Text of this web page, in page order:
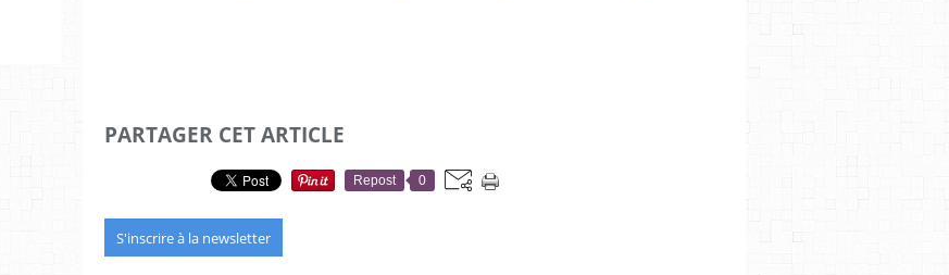
PARTAGER CET ARTICLE
Repost 0
S'inscrire à la newsletter